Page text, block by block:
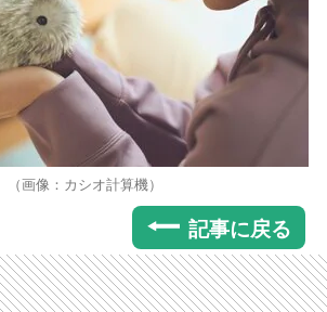
（画像：カシオ計算機）
記事に戻る